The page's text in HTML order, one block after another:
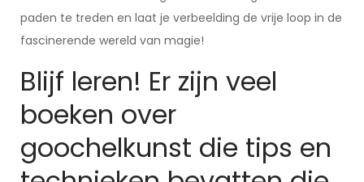
paden te treden en laat je verbeelding de vrije loop in de
fascinerende wereld van magie!
Blijf leren! Er zijn veel
boeken over
goochelkunst die tips en